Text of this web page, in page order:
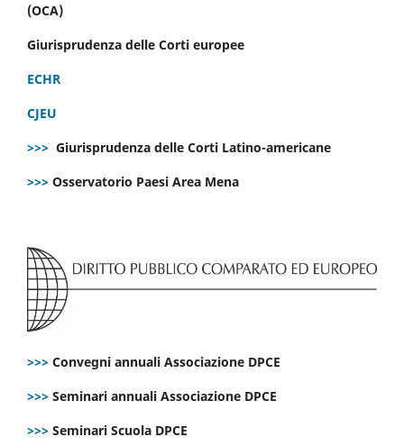
(OCA)
Giurisprudenza delle Corti europee
ECHR
CJEU
>>> Giurisprudenza delle Corti Latino-americane
>>> Osservatorio Paesi Area Mena
>>> Convegni annuali Associazione DPCE
>>> Seminari annuali Associazione DPCE
>>> Seminari Scuola DPCE